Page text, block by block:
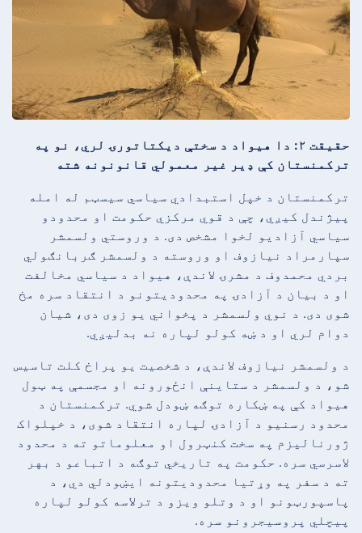
حقیقت ۲: دا هیواد د سختې دیکتاتورۍ لري، نو په
ترکمنستان کې ډیر غیر معمولي قانونونه شته
ترکمنستان د خپل استبدادي سیاسي سیسټم له امله
پیژندل کیږي، چې د قوي مرکزي حکومت او محدودو
سیاسي آزادیو لخوا مشخص دی. د وروستي ولسمشر
سپارمراد نیازوف او وروسته د ولسمشر ګربانګولي
بردي محمدوف د مشرۍ لاندې، هیواد د سیاسي مخالفت
او د بیان د آزادۍ په محدودیتونو د انتقاد سره مخ
شوی دی. د نوي ولسمشر د پخواني یو زوی دی، شیان
دوام لري او د ښه کولو لپاره نه بدلیږي.
د ولسمشر نیازوف لاندې، د شخصیت یو پراخ کلت تاسیس
شو، د ولسمشر د ستاینې انځورونه او مجسمې په ټول
هیواد کې په ښکاره توګه ښودل شوي. ترکمنستان د
محدود رسنیو د آزادۍ لپاره انتقاد شوی، د خپلواک
ژورنالیزم په سخت کنټرول او معلوماتو ته د محدود
لاسرسي سره. حکومت په تاریخي توګه د اتباعو د بهر
ته د سفر په وړتیا محدودیتونه ایښودلي دي، د
پاسپورټونو او د وتلو ویزو د ترلاسه کولو لپاره
پیچلي پروسیجرونو سره.